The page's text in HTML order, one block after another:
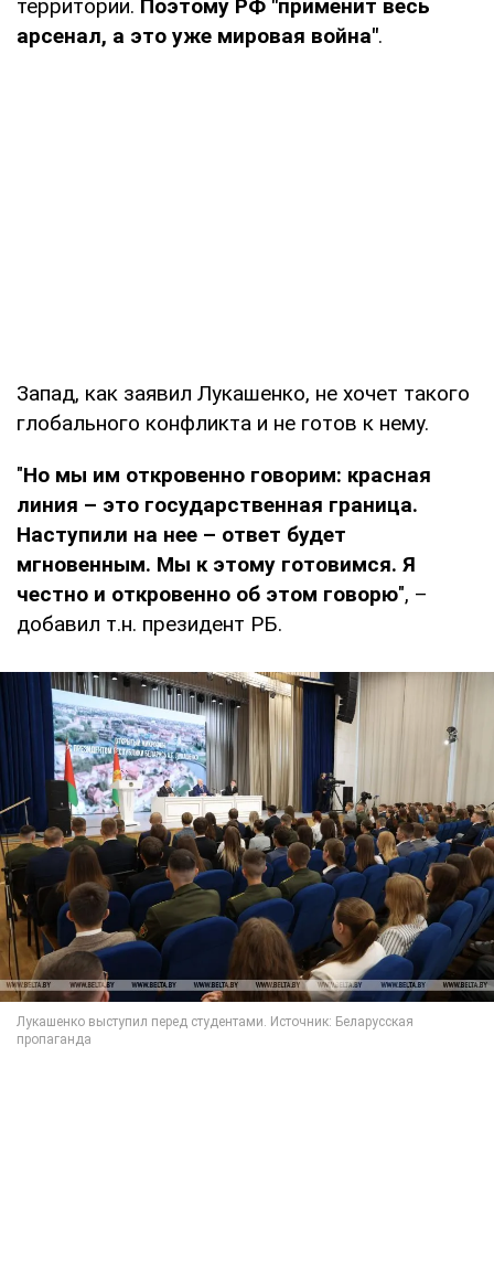
территории. Поэтому РФ "применит весь
арсенал, а это уже мировая война".
Запад, как заявил Лукашенко, не хочет такого
глобального конфликта и не готов к нему.
"Но мы им откровенно говорим: красная
линия – это государственная граница.
Наступили на нее – ответ будет
мгновенным. Мы к этому готовимся. Я
честно и откровенно об этом говорю", –
добавил т.н. президент РБ.